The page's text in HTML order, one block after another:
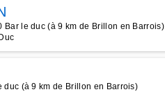
le duc (à 9 km de Brillon en Barrois)
(à 9 km de Brillon en Barrois)